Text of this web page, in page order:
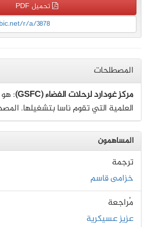
تحميل PDF
r/a/3878
المصطلحات
مركز غودارد لرحلات الفضاء (GSFC)
: هو
العلمية التي تقوم ناسا بتشغيلها.
المساهمون
ترجمة
خزامى قاسم
مُراجعة
عزيز عسيكرية